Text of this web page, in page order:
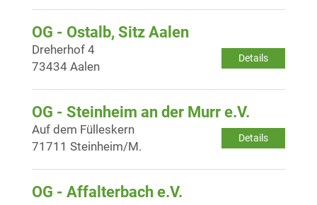
OG - Ostalb, Sitz Aalen
Details
Dreherhof 4
73434 Aalen
OG - Steinheim an der Murr e.V.
Details
Auf dem Fülleskern
71711 Steinheim/M.
OG - Affalterbach e.V.